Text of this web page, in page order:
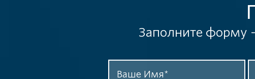
Заполните форму